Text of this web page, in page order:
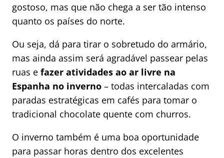
gostoso, mas que não chega a ser tão intenso
quanto os países do norte.
Ou seja, dá para tirar o sobretudo do armário,
mas ainda assim será agradável passear pelas
ruas e fazer atividades ao ar livre na
Espanha no inverno – todas intercaladas com
paradas estratégicas em cafés para tomar o
tradicional chocolate quente com churros.
O inverno também é uma boa oportunidade
para passar horas dentro dos excelentes